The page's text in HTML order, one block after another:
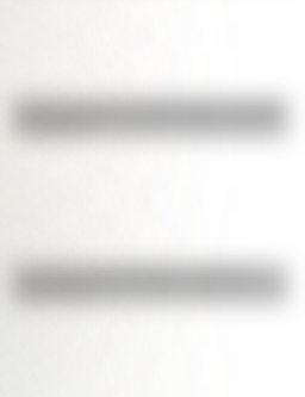
Bandera de Colombia para colorear